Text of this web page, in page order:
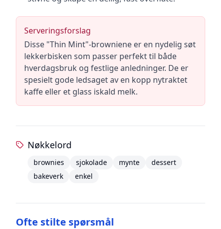
Serveringsforslag
Disse "Thin Mint"-browniene er en nydelig søt
lekkerbisken som passer perfekt til både
hverdagsbruk og festlige anledninger. De er
spesielt gode ledsaget av en kopp nytraktet
kaffe eller et glass iskald melk.
Nøkkelord
brownies sjokolade mynte
dessert
bakeverk
enkel
Ofte stilte spørsmål